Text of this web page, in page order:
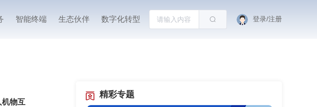
智能终端 生态伙伴 数字化转型 登录/注册
物互
精彩专题